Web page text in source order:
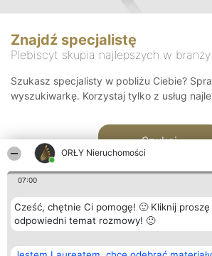
ORŁY Nieruchomości
07:00
Cześć, chętnie Ci pomogę! 🙂 Kliknij
odpowiedni temat rozmowy! 🙂
Znajdź specjalistę
Plebiscyt skupia najlepszych w branży
Szukasz specjalisty w pobliżu Ciebie?
wyszukiwarkę. Korzystaj tylko z usług
Szukaj
Organizator plebiscytu Plebiscyt